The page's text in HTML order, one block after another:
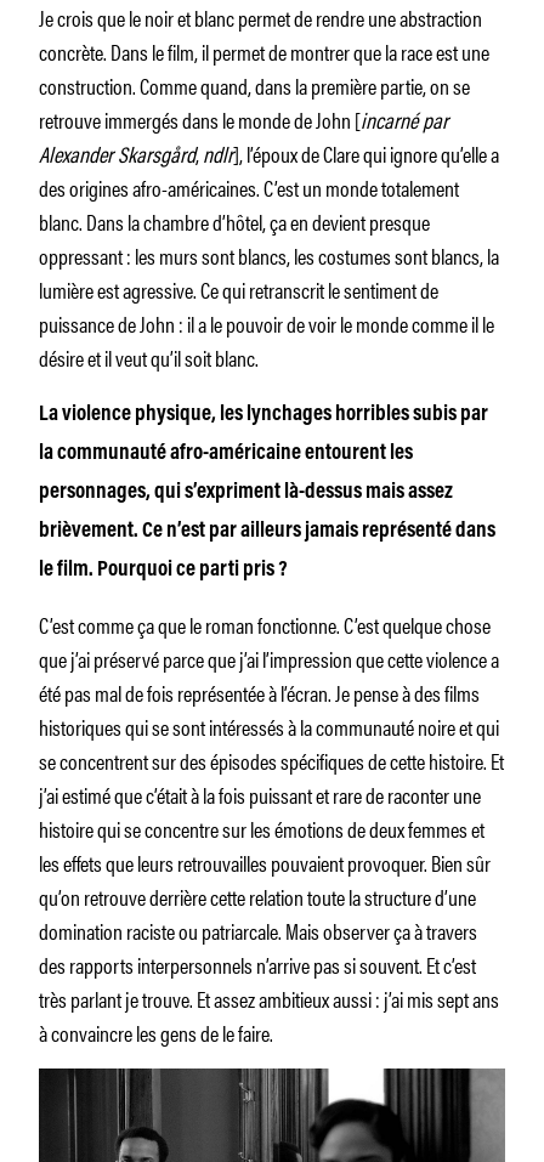
Je crois que le noir et blanc permet de rendre une abstraction
concrète. Dans le film, il permet de montrer que la race est une
construction. Comme quand, dans la première partie, on se
retrouve immergés dans le monde de John [incarné par
Alexander Skarsgård,ndlr], l’époux de Clare qui ignore qu’elle a
des origines afro-américaines. C’est un monde totalement
blanc. Dans la chambre d’hôtel, ça en devient presque
oppressant : les murs sont blancs, les costumes sont blancs, la
lumière est agressive. Ce qui retranscrit le sentiment de
puissance de John : il a le pouvoir de voir le monde comme il le
désire et il veut qu’il soit blanc.
La violence physique, les lynchages horribles subis par
la communauté afro-américaine entourent les
personnages, qui s’expriment là-dessus mais assez
brièvement. Ce n’est par ailleurs jamais représenté dans
le film. Pourquoi ce parti pris ?
C’est comme ça que le roman fonctionne. C’est quelque chose
que j’ai préservé parce que j’ai l’impression que cette violence a
été pas mal de fois représentée à l’écran. Je pense à des films
historiques qui se sont intéressés à la communauté noire et qui
se concentrent sur des épisodes spécifiques de cette histoire. Et
j’ai estimé que c’était à la fois puissant et rare de raconter une
histoire qui se concentre sur les émotions de deux femmes et
les effets que leurs retrouvailles pouvaient provoquer. Bien sûr
qu’on retrouve derrière cette relation toute la structure d’une
domination raciste ou patriarcale. Mais observer ça à travers
des rapports interpersonnels n’arrive pas si souvent. Et c’est
très parlant je trouve. Et assez ambitieux aussi : j’ai mis sept ans
à convaincre les gens de le faire.